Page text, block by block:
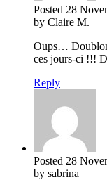
Posted 28
by Claire M.
Oups…
ces jours-ci !!!
Reply
Posted 28
by sabrina